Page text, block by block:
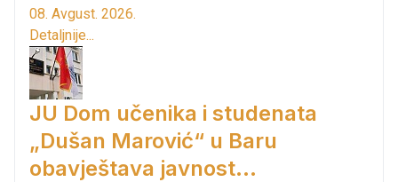
08. Avgust. 2026.
Detaljnije...
JU Dom učenika i studenata
„Dušan Marović“ u Baru
obavještava javnost...